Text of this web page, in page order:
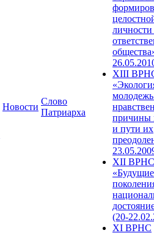
Новости
Слово
Патриарха
XIII
причины
и пути их
XII ВРНС
«Будущие
(20-
XI ВРНС